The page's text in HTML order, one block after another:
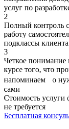
услуг по
2
Полный контроль
работу
подклассы
3
Четкое
курсе того, что
напоминаем о
сами
Стоимость
не требуется
Бесплатная